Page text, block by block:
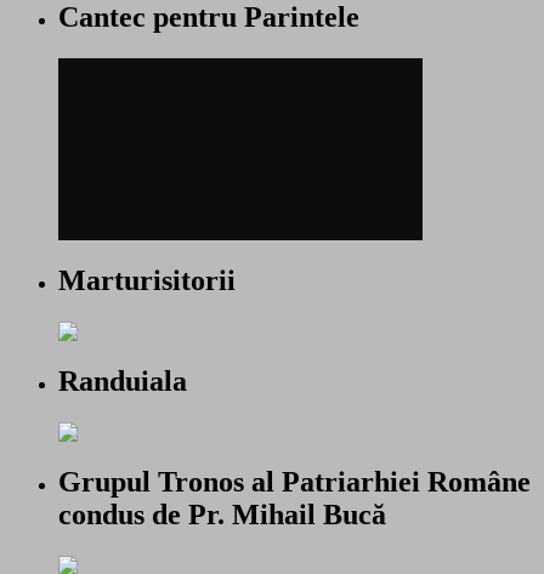
Cantec pentru Parintele
Marturisitorii
Randuiala
Grupul Tronos al Patriarhiei Române
condus de Pr. Mihail Bucă